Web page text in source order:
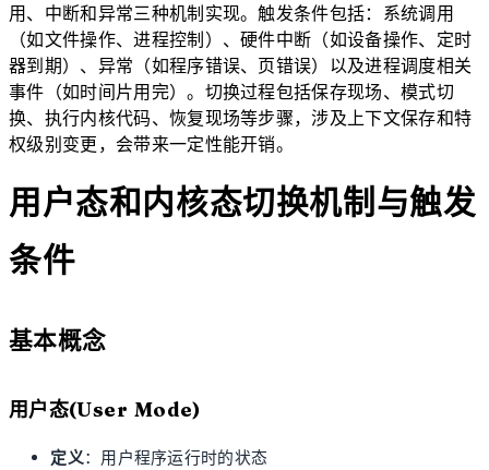
用、中断和异常三种机制实现。触发条件包括：系统调用
（如文件操作、进程控制）、硬件中断（如设备操作、定时
器到期）、异常（如程序错误、页错误）以及进程调度相关
事件（如时间片用完）。切换过程包括保存现场、模式切
换、执行内核代码、恢复现场等步骤，涉及上下文保存和特
权级别变更，会带来一定性能开销。
用户态和内核态切换机制与触发
条件
基本概念
用户态(User Mode)
定义：用户程序运行时的状态